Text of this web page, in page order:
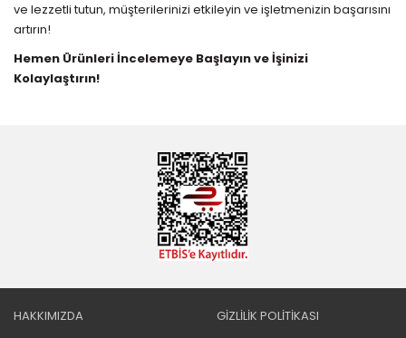
ve lezzetli tutun, müşterilerinizi etkileyin ve işletmenizin başarısını
artırın!
Hemen Ürünleri İncelemeye Başlayın ve İşinizi
Kolaylaştırın!
HAKKIMIZDA
GİZLİLİK POLİTİKASI